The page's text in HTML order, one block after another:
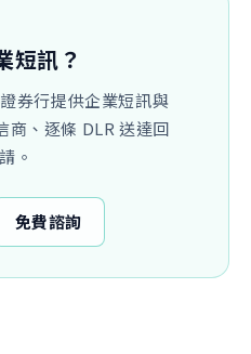
短訊？
券行提供企業短訊與
、逐條 DLR 送達回
。
免費諮詢